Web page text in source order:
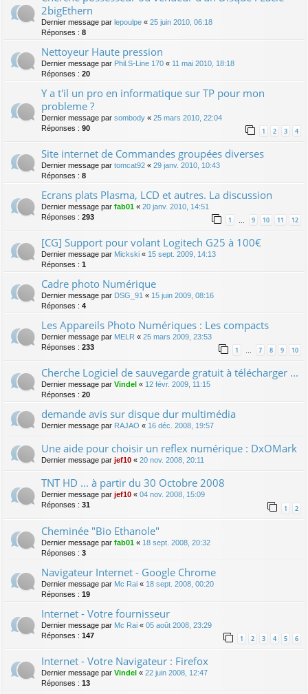
2bigEthern
Dernier message par lepoulpe « 25 juin 2010, 06:18
Réponses : 8
Nettoyeur Haute pression
Dernier message par Phil.S-Line 170 « 11 mai 2010, 18:18
Réponses : 20
Y a t'il un pro en informatique sur TP pour mon
probleme ?
Dernier message par sombody « 25 mars 2010, 22:04
Réponses : 90 1 2 3 4
Site internet de Commandes groupées diverses
Dernier message par tomcat92 « 29 janv. 2010, 10:43
Réponses : 8
Ecrans plats Plasma, LCD et autres. La discussion
Dernier message par fab01 « 20 janv. 2010, 14:51
Réponses : 293 1 … 9 10 11 12
[CG] Support pour volant Logitech G25 à 100€
Dernier message par Mickski « 15 sept. 2009, 14:13
Réponses : 1
Cadre photo Numérique
Dernier message par DSG_91 « 15 juin 2009, 08:16
Réponses : 4
Les Appareils Photo Numériques : Les compacts
Dernier message par MELR « 25 mars 2009, 23:53
Réponses : 233 1 … 7 8 9 10
Cherche Logiciel de sauvegarde gratuit à télécharger ...
Dernier message par Vindel « 12 févr. 2009, 11:15
Réponses : 20
demande avis sur disque dur multimédia
Dernier message par RAJAO « 16 déc. 2008, 19:57
Une aide pour choisir un reflex numérique : DxOMark
Dernier message par jef10 « 20 nov. 2008, 20:11
TNT HD ... à partir du 30 Octobre 2008
Dernier message par jef10 « 04 nov. 2008, 15:09
Réponses : 31 1 2
Cheminée "Bio Ethanole"
Dernier message par fab01 « 18 sept. 2008, 20:32
Réponses : 3
Navigateur Internet - Google Chrome
Dernier message par Mc Rai « 18 sept. 2008, 00:20
Réponses : 19
Internet - Votre fournisseur
Dernier message par Mc Rai « 05 août 2008, 23:29
Réponses : 147 1 2 3 4 5 6
Internet - Votre Navigateur : Firefox
Dernier message par Vindel « 22 juin 2008, 12:47
Réponses : 13